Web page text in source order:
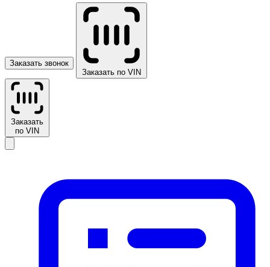
Заказать звонок
Заказать по VIN
Заказать
по VIN